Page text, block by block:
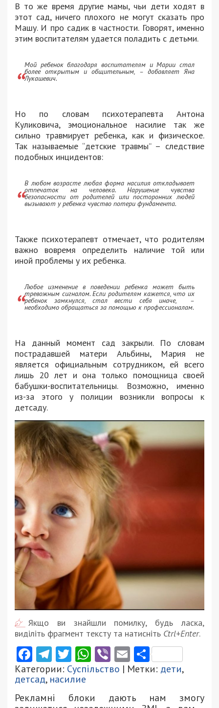
В то же время другие мамы, чьи дети ходят в
этот сад, ничего плохого не могут сказать про
Машу. И про садик в частности. Говорят, именно
этим воспитателям удается поладить с детьми.
Мой ребенок благодаря воспитателям и Марии стал
более открытым и общительным, – добавляет Яна
Лукашевич.
Но по словам психотерапевта Антона
Куликовича, эмоциональное насилие так же
сильно травмирует ребенка, как и физическое.
Так называемые “детские травмы” – следствие
подобных инцидентов:
В любом возрасте любая форма насилия откладывает
отпечаток на человека. Нарушение чувства
безопасности от родителей или посторонних людей
вызывают у ребенка чувство потери фундамента.
Также психотерапевт отмечает, что родителям
важно вовремя определить наличие той или
иной проблемы у их ребенка.
Любое изменение в поведении ребенка может быть
тревожным сигналом. Если родителям кажется, что их
ребенок замкнулся, стал вести себя иначе, –
необходимо обращаться за помощью к профессионалам.
На данный момент сад закрыли. По словам
пострадавшей матери Альбины, Мария не
является официальным сотрудником, ей всего
лишь 20 лет и она только помощница своей
бабушки-воспитательницы. Возможно, именно
из-за этого у полиции возникли вопросы к
детсаду.
Якщо ви знайшли помилку, будь ласка,
виділіть фрагмент тексту та натисніть Ctrl+Enter.
Facebook
Telegram
Twitter
WhatsApp
ViberEmail
Категории: Суспільство | Метки: дети,
детсад, насилие
Рекламні блоки дають нам змогу